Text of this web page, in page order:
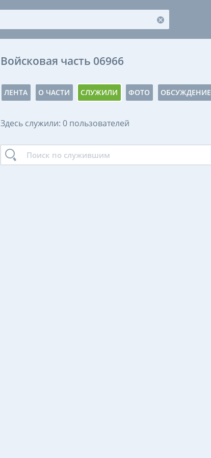
Войсковая часть 06966
ЛЕНТА О ЧАСТИ СЛУЖИЛИ ФОТО ОБСУЖДЕНИЕ
Здесь служили: 0 пользователей